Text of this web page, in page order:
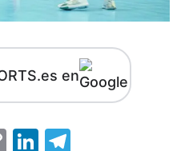
en
CopyLinkedIn